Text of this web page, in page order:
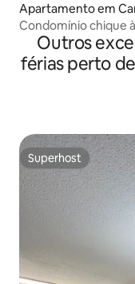
Apartamento em
Condomínio chique
gratuito, 2 quartos
Outros
férias perto
Superhost
Superhost